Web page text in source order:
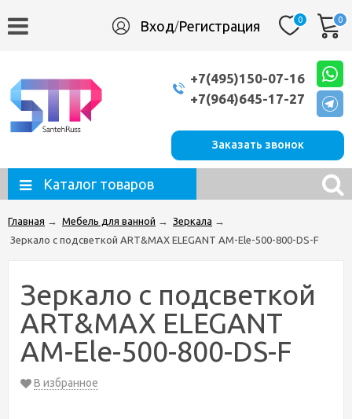
Вход/Регистрация 0 0
+7(495)150-07-16
+7(964)645-17-27
Заказать звонок
Каталог товаров
Главная → Мебель для ванной → Зеркала →
Зеркало с подсветкой ART&MAX ELEGANT AM-Ele-500-800-DS-F
Зеркало с подсветкой
ART&MAX ELEGANT
AM-Ele-500-800-DS-F
В избранное